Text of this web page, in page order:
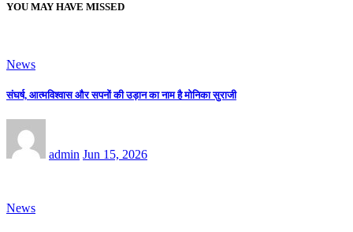
YOU MAY HAVE MISSED
News
संघर्ष, आत्मविश्वास और सपनों की उड़ान का नाम है मोनिका सुराजी
admin Jun 15, 2026
News